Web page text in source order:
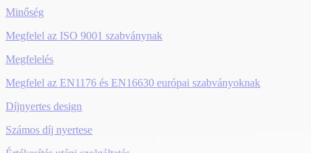
Minőség
Megfelel az ISO 9001 szabványnak
Megfelelés
Megfelel az EN1176 és EN16630 európai szabványoknak
Díjnyertes design
Számos díj nyertese